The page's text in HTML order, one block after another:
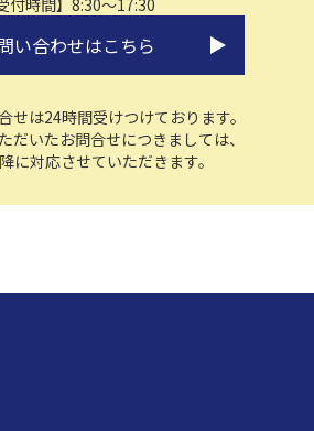
付時間】8:30～17:30
い合わせはこちら
せは24時間受けつけております。
だいたお問合せにつきましては、
に対応させていただきます。